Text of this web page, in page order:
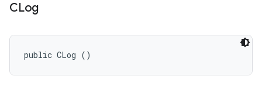
CLog
public CLog ()